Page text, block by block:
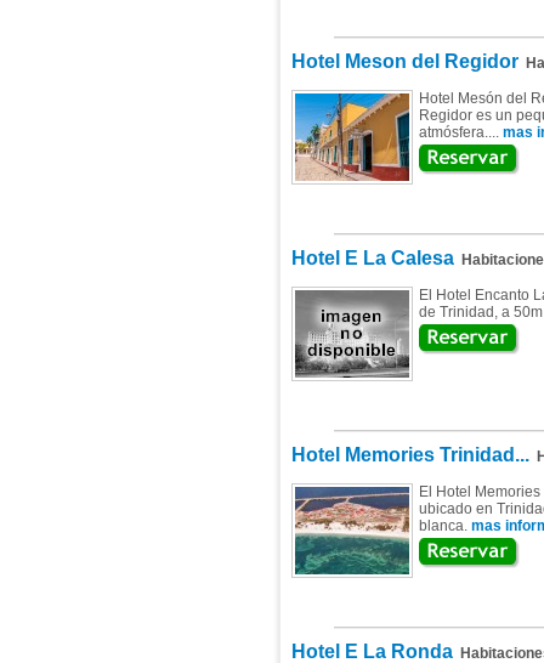
Hotel Meson del Regidor
Hotel Mesón del
Regidor es un
atmósfera.... mas
Hotel E La Calesa
El Hotel Encanto
de Trinidad, a
Hotel Memories Trinidad...
El Hotel
ubicado en
blanca. mas
Hotel E La Ronda